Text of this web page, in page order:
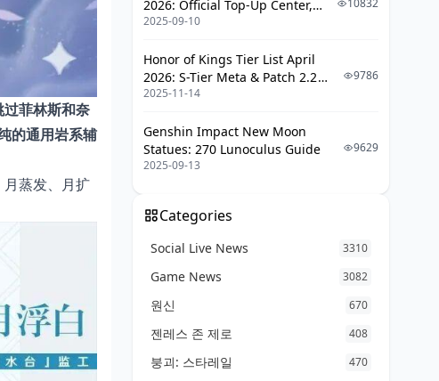
菲林斯和奈
的通用岩系辅
蒸发、月扩
2026: Official Top-Up Center,
Platform Differences, and
2025-09-10
10832
Honor of Kings Tier List April
2026: S-Tier Meta & Patch 2.2
Changes
2025-11-14
9786
Genshin Impact New Moon
Statues: 270 Lunoculus Guide
2025-09-13
9629
Categories
Social Live News 3310
Game News 3082
원신 670
젠레스 존 제로 408
붕괴: 스타레일 470